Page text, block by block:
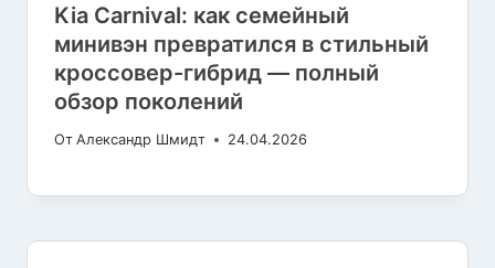
Kia Carnival: как семейный
минивэн превратился в стильный
кроссовер-гибрид — полный
обзор поколений
От Александр Шмидт 24.04.2026